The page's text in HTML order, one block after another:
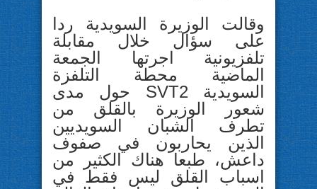
وقالت الوزيرة السويدية ردا
على سؤال خلال مقابلة
تلفزيونية اجرتها الجمعة
الماضية محطة التلفزة
السويدية SVT2 حول مدى
شعور الوزيرة بالقلق من
تطرف الشبان السويديين
الذين يحاربون في صفوف
داعش، طبعا هناك الكثير من
اسباب القلق ليس فقط في